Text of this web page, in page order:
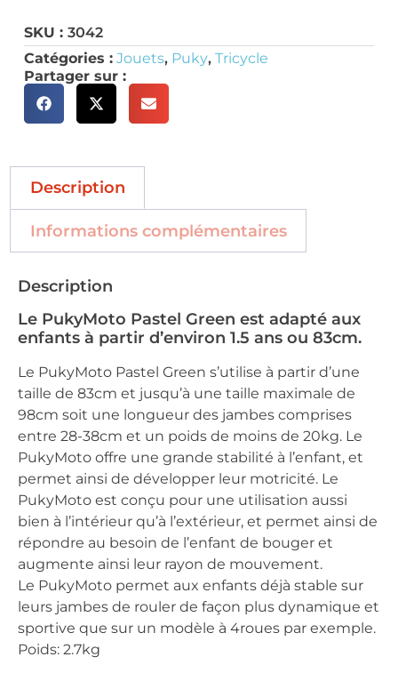
SKU : 3042
Catégories : Jouets, Puky, Tricycle
Partager sur :
Description
Informations complémentaires
Description
Le PukyMoto Pastel Green est adapté aux
enfants à partir d’environ 1.5 ans ou 83cm.
Le PukyMoto Pastel Green s’utilise à partir d’une
taille de 83cm et jusqu’à une taille maximale de
98cm soit une longueur des jambes comprises
entre 28-38cm et un poids de moins de 20kg. Le
PukyMoto offre une grande stabilité à l’enfant, et
permet ainsi de développer leur motricité. Le
PukyMoto est conçu pour une utilisation aussi
bien à l’intérieur qu’à l’extérieur, et permet ainsi de
répondre au besoin de l’enfant de bouger et
augmente ainsi leur rayon de mouvement.
Le PukyMoto permet aux enfants déjà stable sur
leurs jambes de rouler de façon plus dynamique et
sportive que sur un modèle à 4roues par exemple.
Poids: 2.7kg